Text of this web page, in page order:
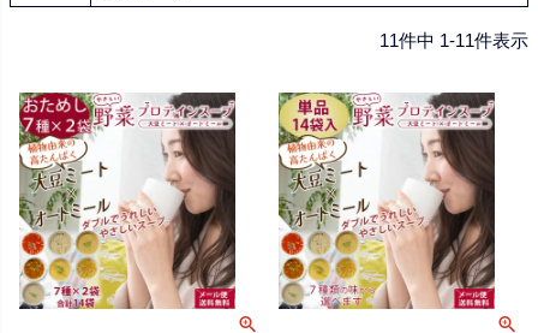
11件中 1-11件表示